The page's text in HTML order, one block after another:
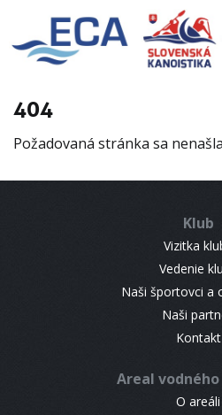
404
Požadovaná stránka sa nenašla
Klub
Vizitka
Vedenie
Naši športovci a
Naši
Kontakt
Areal
O areáli
EURO
INFO